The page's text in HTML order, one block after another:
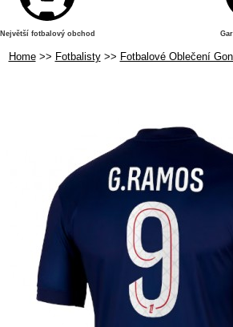
Největší fotbalový obchod
Home Fotbalisty Fotbalové Oblečení